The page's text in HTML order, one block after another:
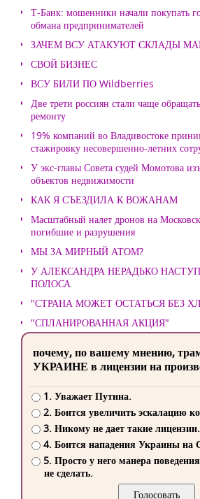
Т-Банк: мошенники начали покупать
обмана предпринимателей
ЗАЧЕМ ВСУ АТАКУЮТ СКЛАДЫ
СВОЙ БИЗНЕС
ВСУ БИЛИ ПО Wildberries
Две трети россиян стали чаще
ремонту
19% компаний во Владивостоке
стажировку несовершенно-летних
У экс-главы Совета судей Момотова
объектов недвижимости
КАК Я СЪЕЗДИЛА К ВОЖАНАМ
Масштабный налет дронов на
погибшие и разрушения
МЫ ЗА МИРНЫЙ АТОМ?
У АЛЕКСАНДРА НЕРАДЬКО
ПОЛОСА
"СТРАНА МОЖЕТ ОСТАТЬСЯ БЕЗ
"СПЛАНИРОВАННАЯ АКЦИЯ"
почему, по вашему мнению,
УКРАИНЕ в лицензии на
1. Уважает Путина.
2. Боится увеличить эскалацию
3. Никому не дает такие лицензии.
4. Боится нападения Украины
5. Просто у него манера
не сделать.